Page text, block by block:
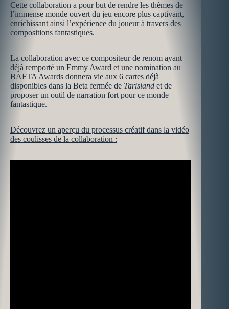
Cette collaboration a pour but de rendre les thèmes de
l’immense monde ouvert du jeu encore plus captivant,
enrichissant ainsi l’expérience du joueur à travers des
compositions fantastiques.
La collaboration avec ce compositeur de renom ayant
déjà remporté un Emmy Award et une nomination au
BAFTA Awards donnera vie aux 6 cartes déjà
disponibles dans la Beta fermée de Tarisland et de
proposer un outil de narration fort pour ce monde
fantastique.
Découvrez un aperçu du processus créatif dans la vidéo
des coulisses de la collaboration :